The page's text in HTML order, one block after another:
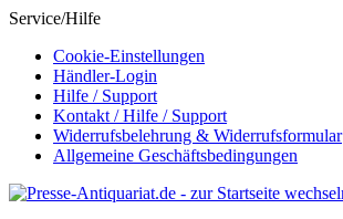
Service/Hilfe
Cookie-Einstellungen
Händler-Login
Hilfe / Support
Kontakt / Hilfe / Support
Widerrufsbelehrung & Widerrufsformular
Allgemeine Geschäftsbedingungen